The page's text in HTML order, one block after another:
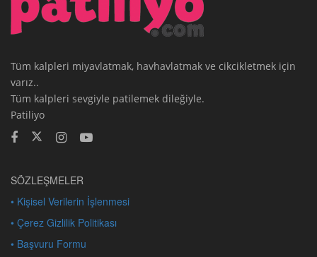
Tüm kalpleri miyavlatmak, havhavlatmak ve cikcikletmek için
varız..
Tüm kalpleri sevgiyle patilemek dileğiyle.
Patiliyo
SÖZLEŞMELER
• Kişisel Verilerin İşlenmesi
• Çerez Gizlilik Politikası
• Başvuru Formu